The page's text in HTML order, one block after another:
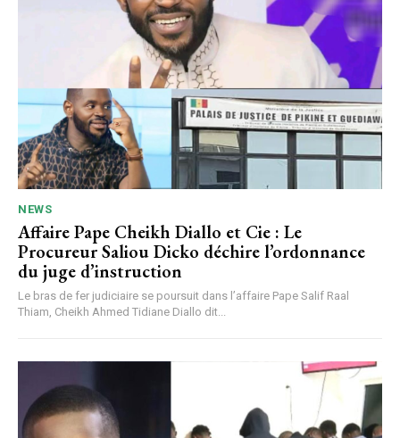
NEWS
Affaire Pape Cheikh Diallo et Cie : Le
Procureur Saliou Dicko déchire l’ordonnance
du juge d’instruction
Le bras de fer judiciaire se poursuit dans l’affaire Pape Salif Raal
Thiam, Cheikh Ahmed Tidiane Diallo dit...